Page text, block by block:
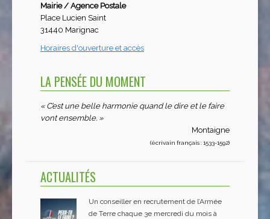
Mairie / Agence Postale
Place Lucien Saint
31440 Marignac
Horaires d'ouverture et accès
LA PENSÉE DU MOMENT
« C’est une belle harmonie quand le dire et le faire
vont ensemble. »
Montaigne
(écrivain français : 1533-1592)
ACTUALITÉS
Un conseiller en recrutement de l’Armée
de Terre chaque 3e mercredi du mois à